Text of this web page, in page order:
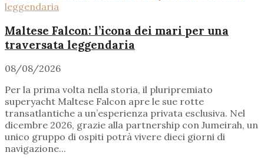
Maltese Falcon: l’icona dei mari per una
traversata leggendaria
08/08/2026
Per la prima volta nella storia, il pluripremiato
superyacht Maltese Falcon apre le sue rotte
transatlantiche a un’esperienza privata esclusiva. Nel
dicembre 2026, grazie alla partnership con Jumeirah, un
unico gruppo di ospiti potrà vivere dieci giorni di
navigazione...